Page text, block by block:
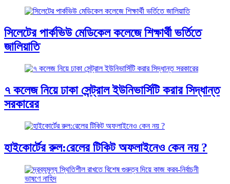
সিলেটের পার্কভিউ মেডিকেল কলেজে শিক্ষার্থী ভর্তিতে
জালিয়াতি
৭ কলেজ নিয়ে ঢাকা সেন্ট্রাল ইউনিভার্সিটি করার সিদ্ধান্ত
সরকারের
হাইকোর্টের রুল:রেলের টিকিট অফলাইনেও কেন নয় ?